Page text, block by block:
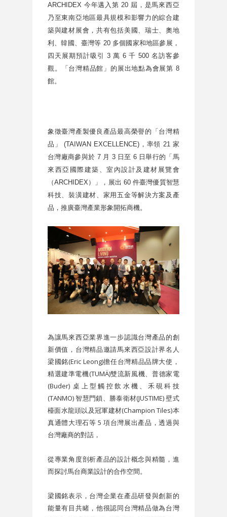
ARCHIDEX 今年邁入第 20 屆，是馬來西亞
乃至東南亞地區最具規模和影響力的綜合建
築與建材展會，共有包括美國、瑞士、奧地
利、韓國、臺灣等 20 多個國家和地區參展，
四天展期預計吸引 3 萬 6 千 500 名訪客參
觀。「台灣精品館」的展出地點為會展第 8
館。
象徵臺灣產製優良產品最高榮譽的「台灣精
品」 (TAIWAN EXCELLENCE)，率領 21 家
台灣廠商參與於 7 月 3 日至 6 日舉行的「馬
來西亞 國際建築、室內設計及建材展覽會
（ARCHIDEX）」，展出 60 件臺灣優質智慧
科技、裝潢建材、家用五金等解決方案及產
品，推廣臺灣產業形象開拓商機。
為讓馬來西亞業界進一步認識台灣產品的創
新價值，台灣精品邀請馬來西亞設計界名人
梁國銘(Eric Leong)擔任台灣精品品牌大使，
精選建準電機(TUMÄ)雙流新風機、普德家電
(Buder) 桌上型觸控飲水機、禾硯科技
(TANMO) 智慧門鎖、勝泰衛材(JUSTIME) 壁式
檯面水龍頭以及冠軍建材(Champion Tiles)本
真通體大理石等 5 項台灣展出產品，透過與
台灣廠商的對話，
從專業角度剖析產品的設計概念與精髓，進
而探討馬台商業設計的合作空間。
梁國銘表示，台灣企業在產品研發與創新的
能量有目共睹，他很認同台灣精品做為台灣